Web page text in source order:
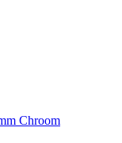
Chroom